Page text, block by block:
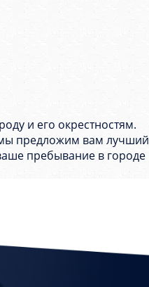
и его окрестностям.
мы предложим вам лучший
пребывание в городе